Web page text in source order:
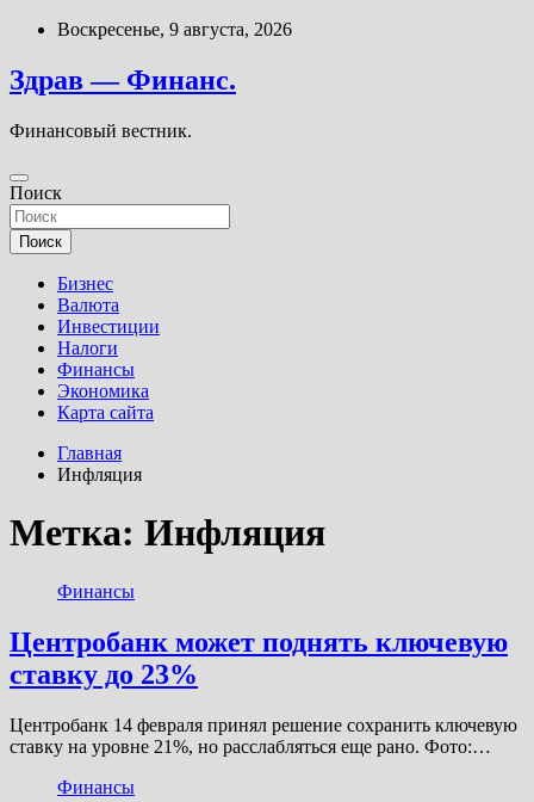
Перейти
содержимому
Воскресенье, 9 августа, 2026
Здрав — Финанс.
Финансовый вестник.
Поиск
Поиск
Бизнес
Валюта
Инвестиции
Налоги
Финансы
Экономика
Карта сайта
Главная
Инфляция
Метка: Инфляция
Финансы
Центробанк может поднять ключевую
ставку до 23%
Центробанк 14 февраля принял решение сохранить ключевую
ставку на уровне 21%, но расслабляться еще рано. Фото:…
Финансы